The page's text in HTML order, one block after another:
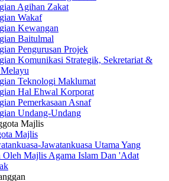
Agihan Zakat
Wakaf
Kewangan
Baitulmal
Pengurusan Projek
Komunikasi Strategik, Sekretariat &
Teknologi Maklumat
Hal Ehwal Korporat
Pemerkasaan Asnaf
Undang-Undang
Majlis
Majlis
Jawatankuasa Utama Yang
Oleh Majlis Agama Islam Dan 'Adat